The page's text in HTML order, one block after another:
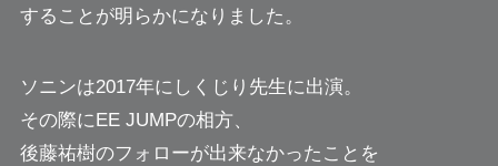
することが明らかになりました。
ソニンは2017年にしくじり先生に出演。
その際にEE JUMPの相方、
後藤祐樹のフォローが出来なかったことを